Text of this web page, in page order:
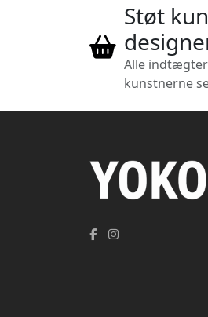
Støt
Alle
kunstnerne